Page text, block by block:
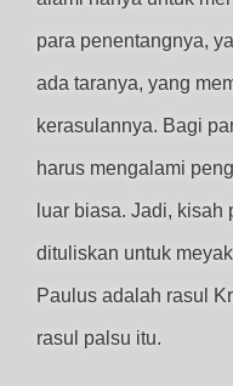
para penentangnya,
ada taranya, yang
kerasulannya. Bagi
harus mengalami
luar biasa. Jadi,
dituliskan untuk
Paulus adalah rasul
rasul palsu itu.